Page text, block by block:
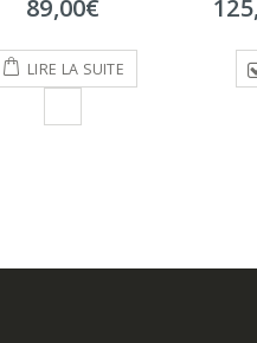
5€ –139,00
125,00€
CHOIX DES OPTIONS